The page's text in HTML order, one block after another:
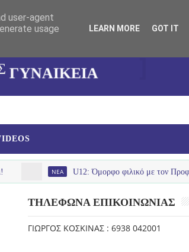
ΓΥΝΑΙΚΕΙΑ
ΟΜΑΔΑ
U12: Όμορφο φιλικό με τον Προφήτη Ηλία
ΤΗΛΕΦΩΝΑ ΕΠΙΚΟΙΝΩΝΙΑΣ
ΓΙΩΡΓΟΣ ΚΟΣΚΙΝΑΣ : 6938 042001
user-agent
usage
LEARN MORE GOT IT